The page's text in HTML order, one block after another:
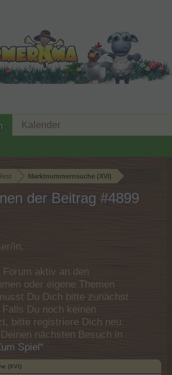
Marktnummernsuche (XVI)
der Beitrag #4899
in,
aktiv an den
oder eigene Themen
Du Dich bitte zunächst
Du noch keinen
bitte registriere Dich neu.
nächsten Besuch in
Spiel“
(XVI)
Kalender